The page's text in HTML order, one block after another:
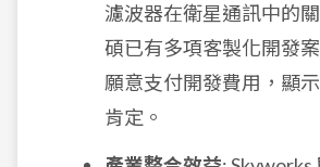
濾波器在衛星通訊中的
碩已有多項客製化開發
願意支付開發費用，顯
肯定。